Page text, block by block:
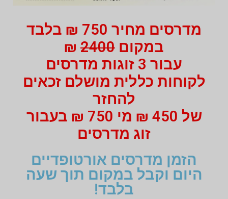
מדרסים מחיר 750 ₪ בלבד
במקום 2400
₪
עבור 3 זוגות מדרסים
לקוחות כללית מושלם זכאים
להחזר
של 450 ₪ מי 750 ₪ בעבור
זוג מדרסים
הזמן מדרסים אורטופדיים
היום וקבל במקום תוך שעה
בלבד!